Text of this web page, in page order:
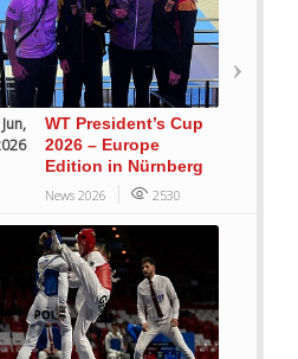
WT President’s Cup
2026 – Europe
Edition in Nürnberg
News 2026 2530